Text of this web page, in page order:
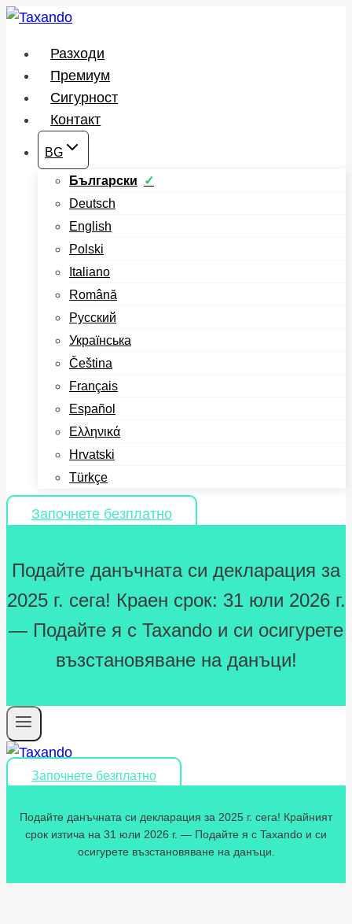
Към
Разходи
Премиум
Сигурност
Контакт
BG
Български
Deutsch
English
Polski
Italiano
Română
Русский
Українська
Čeština
Français
Español
Ελληνικά
Hrvatski
Türkçe
Започнете безплатно
Подайте данъчната си декларация за
2025 г. сега! Краен срок: 31 юли 2026 г.
— Подайте я с Taxando и си осигурете
възстановяване на данъци!
Започнете безплатно
Подайте данъчната си декларация за 2025 г. сега! Крайният
срок изтича на 31 юли 2026 г. — Подайте я с Taxando и си
осигурете възстановяване на данъци.